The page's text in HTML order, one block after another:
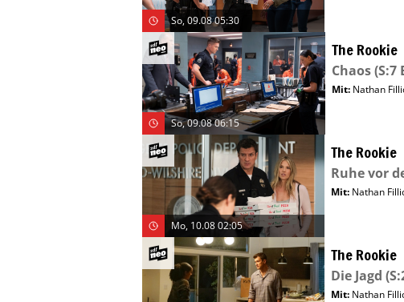
So, 09.08 05:30
So, 09.08 06:15
The Rookie
Chaos(S:7
Mit: Nathan
Mo, 10.08 02:05
The Rookie
Ruhe vor
Mit: Nathan
The Rookie
Die Jagd
Mit: Nathan